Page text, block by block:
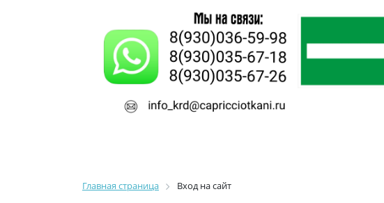
Главная страница Вход на сайт